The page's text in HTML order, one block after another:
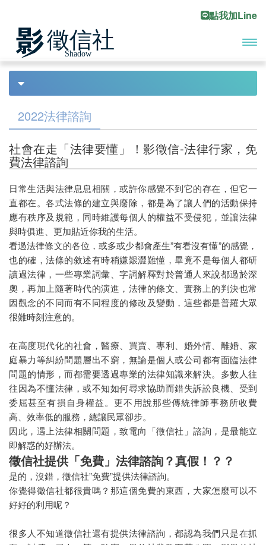
點我加Line
Previous
債務處理
債務協商
合法討債
債務尋人
工商收帳
債務催討
代客討債
代客復仇
徵信社討債
討債不成，反吃官司？
2022法律諮詢
剩餘財產分配
家暴蒐證
抓姦
婚前徵信
感情挽回
2022法律諮詢
社會在走「法律要懂」！影徵信-法律行家，免
費法律諮詢
日常生活與法律息息相關，或許你感覺不到它的存在，但它一
直都在。各式法條的建立與廢除，都是為了讓人們的活動保持
應有秩序及規範，同時維護每個人的權益不受侵犯，並讓法律
與時俱進、更加貼近你我的生活。
看過法律條文的各位，或多或少都會產生”有看沒有懂”的感覺，
也的確，法條的敘述有時稍嫌艱澀難懂，畢竟不是每個人都研
讀過法律，一些專業詞彙、字詞解釋對於普通人來說都過於深
奧，再加上隨著時代的演進，法律的條文、實務上的判決也常
因觀念的不同而有不同程度的修改及變動，這些都是普羅大眾
很難時刻注意的。
在高度現代化的社會，醫療、買賣、專利、婚外情、離婚、家
庭暴力等糾紛問題層出不窮，無論是個人或公司都有面臨法律
問題的情形，而都需要透過專業的法律知識來解決。多數人往
往因為不懂法律，或不知如何尋求協助而錯失訴訟良機、受到
委屈甚至有損自身權益。更不用說那些傳統律師事務所收費
高、效率低的服務，總讓民眾卻步。
因此，遇上法律相關問題，致電向「徵信社」諮詢，是最能立
即解惑的好辦法。
徵信社提供「免費」法律諮詢？真假！？？
是的，沒錯，徵信社”免費”提供法律諮詢。
你覺得徵信社都很貴嗎？那這個免費的東西，大家怎麼可以不
好好的利用呢？
很多人不知道徵信社還有提供法律諮詢，都認為我們只是在抓